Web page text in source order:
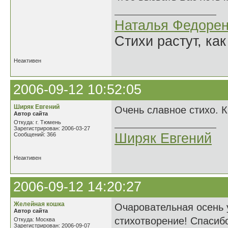
Наталья
Стихи растут,
Неактивен
2006-09-12 10:52:05
Ширяк Евгений
Автор сайта
Откуда: г. Тюмень
Зарегистрирован: 2006-03-27
Сообщений: 366
Очень славное стихо.
Ширяк Евгений
Неактивен
2006-09-12 14:20:27
Желейная кошка
Автор сайта
Откуда: Москва
Зарегистрирован: 2006-09-07
Очаровательная
стихотворение!